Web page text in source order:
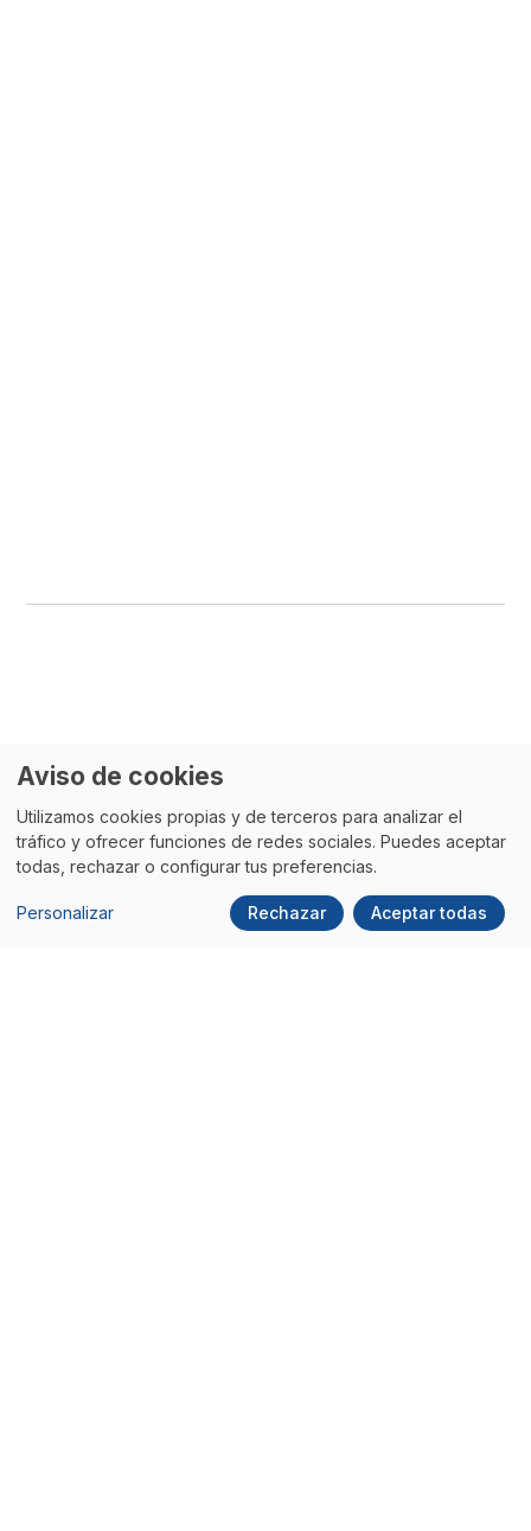
Quizástambién te interese
Aviso de cookies
Utilizamos cookies propias y de terceros para analizar el
tráfico y ofrecer funciones de redes sociales. Puedes aceptar
todas, rechazar o configurar tus preferencias.
Personalizar Rechazar Aceptar todas